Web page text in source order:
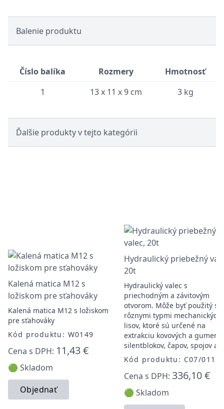
Balenie produktu
Číslo balíka Rozmery
Hmotnosť
1
13 x 11 x 9 cm 3 kg
Ďalšie produkty v tejto kategórii
Kalená matica M12 s
ložiskom pre sťahováky
Kalená matica M12 s ložiskom
pre sťahováky
Kód produktu: W0149
Cena s DPH: 11,43 €
🟢 Skladom
Objednať
Hydraulický priebežný
20t
Hydraulický valec s
priechodným a závitovým
otvorom. Môže byť použitý s
rôznymi typmi mechanických
lisov, ktoré sú určené na
extrakciu kovových a
silentblokov, čapov, spojov
Kód produktu: C07/0112
Cena s DPH: 336,10 €
🟢 Skladom